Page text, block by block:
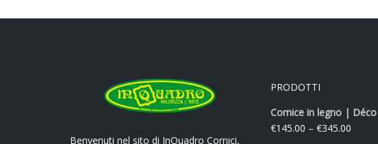
Benvenuti nel sito di InQuadro Cornici,
PRODOTTI
Cornice in legno |
€145.00 – €345.00